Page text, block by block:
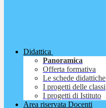
Didattica
Panoramica
Offerta formativa
Le schede didattiche
I progetti delle classi
I progetti di Istituto
Area riservata Docenti